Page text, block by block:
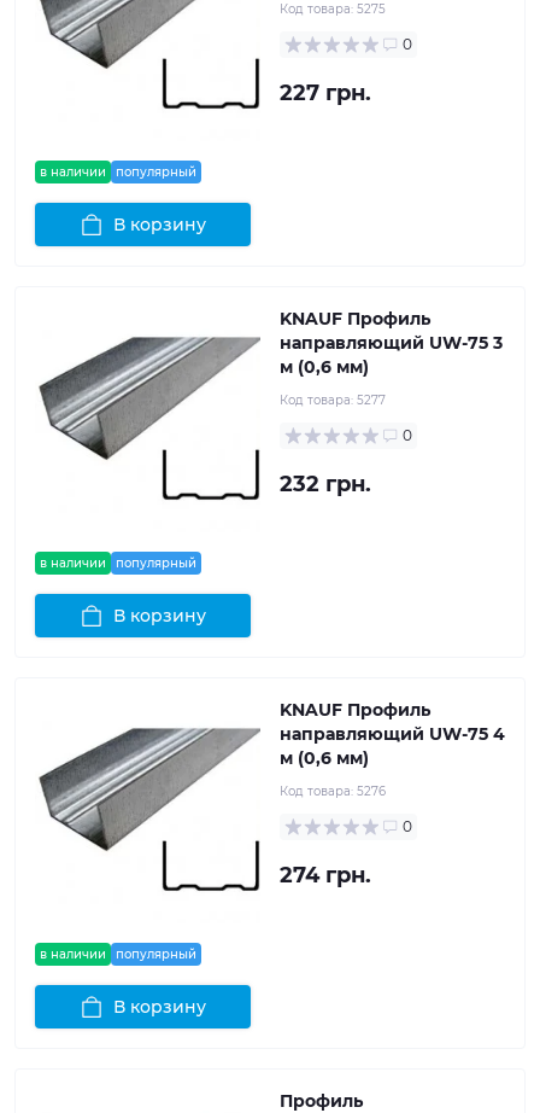
в наличии популярный
Код товара: 5275
0
227 грн.
В корзину
в наличии популярный
KNAUF Профиль
направляющий UW-75 3
м (0,6 мм)
Код товара: 5277
0
232 грн.
В корзину
в наличии популярный
KNAUF Профиль
направляющий UW-75 4
м (0,6 мм)
Код товара: 5276
0
274 грн.
В корзину
Профиль